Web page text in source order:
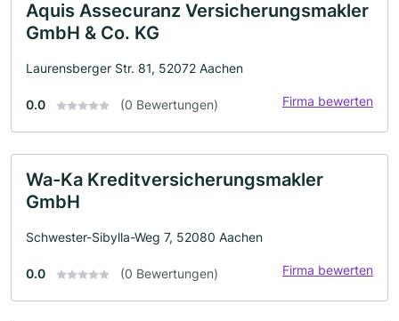
Aquis Assecuranz Versicherungsmakler
GmbH & Co. KG
Laurensberger Str. 81, 52072 Aachen
0.0 (0 Bewertungen) Firma bewerten
Wa-Ka Kreditversicherungsmakler
GmbH
Schwester-Sibylla-Weg 7, 52080 Aachen
0.0 (0 Bewertungen) Firma bewerten